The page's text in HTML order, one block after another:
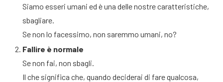
Siamo esseri umani ed è una delle nostre caratteristiche,
sbagliare.
Se non lo facessimo, non saremmo umani, no?
Fallire è normale
Se non fai, non sbagli.
Il che significa che, quando deciderai di fare qualcosa,